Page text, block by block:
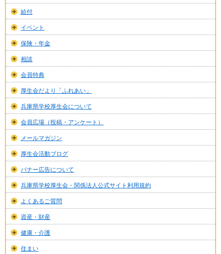
給付
イベント
保険・年金
相談
会員特典
厚生会だより「ふれあい」
兵庫県学校厚生会について
会員広場（投稿・アンケート）
メールマガジン
厚生会活動ブログ
バナー広告について
兵庫県学校厚生会・関係法人公式サイト利用規約
よくあるご質問
資産・財産
健康・介護
住まい